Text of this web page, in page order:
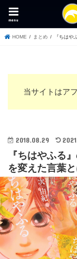
menu
HOME まとめ 『ちはや
当サイトはア
2018.08.29
『ちはやふる
を変えた言葉と